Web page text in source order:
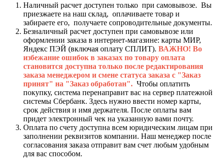
Наличный расчет доступен только при самовывозе. Вы
приезжаете на наш склад, оплачиваете товар и
забираете его, получаете сопроводительные документы.
Безналичный расчет доступен при самовывозе или
оформлении заказа в интернет-магазине: карты МИР,
Яндекс ПЭЙ (включая оплату СПЛИТ). ВАЖНО! Во
избежание ошибок в заказах по товару оплата
становится доступна только после редактирования
заказа менеджером и смене статуса заказа с "Заказ
принят" на "Заказ обработан". Чтобы оплатить
покупку, система перенаправит вас на сервер платежной
системы Сбербанк. Здесь нужно ввести номер карты,
срок действия и имя держателя. После оплаты вам
придет электронный чек на указанную вами почту.
Оплата по счету доступна всем юридическим лицам при
заполнении реквизитов компании. Наш менеджер после
согласования заказа отправит вам счет любым удобным
для вас способом.